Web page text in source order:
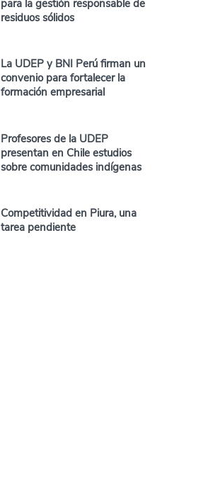
para la gestión responsable de
residuos sólidos
La UDEP y BNI Perú firman un
convenio para fortalecer la
formación empresarial
Profesores de la UDEP
presentan en Chile estudios
sobre comunidades indígenas
Competitividad en Piura, una
tarea pendiente